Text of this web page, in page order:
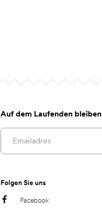
Auf dem Laufenden bleiben
Email address
Folgen Sie uns
Facebook